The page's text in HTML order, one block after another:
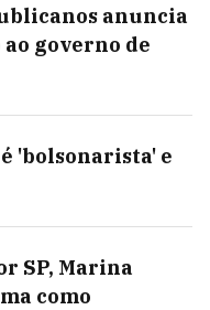
anuncia
governo de
'bolsonarista' e
SP, Marina
como